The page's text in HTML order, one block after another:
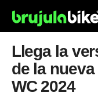
Llega la
de la
WC 2024